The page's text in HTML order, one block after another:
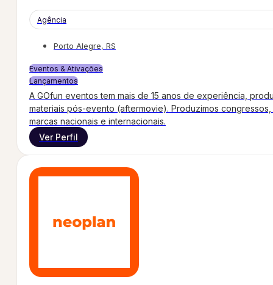
Agência
Porto Alegre, RS
Eventos & Ativações
Lançamentos
A GOfun eventos tem mais de 15 anos de experiência,
materiais pós-evento (aftermovie). Produzimos
marcas nacionais e internacionais.
Ver Perfil